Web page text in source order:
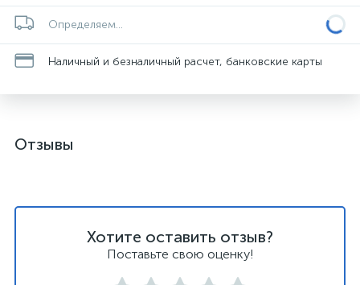
Определяем...
Наличный и безналичный расчет, банковские карты
Отзывы
Хотите оставить отзыв?
Поставьте свою оценку!